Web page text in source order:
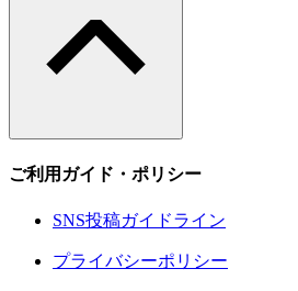
ご利用ガイド・ポリシー
SNS投稿ガイドライン
プライバシーポリシー